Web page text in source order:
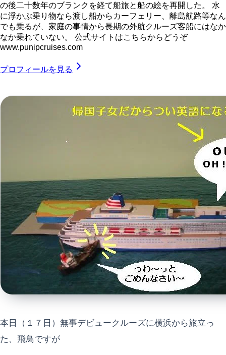
の後二十数年のブランクを経て船旅と船の絵を再開した。 水
に浮かぶ乗り物なら渡し船からカーフェリー、離島航路等なん
でも乗るが、家庭の事情から長期の外航クルーズ客船にはなか
なか乗れていない。 公式サイトはこちらからどうぞ
www.punipcruises.com
プロフィールを見る
本日（１７日）無事デビュークルーズに横浜から旅立っ
た、飛鳥ですが